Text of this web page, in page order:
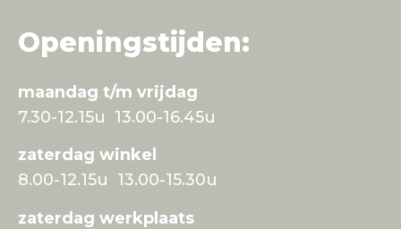
Openingstijden:
maandag t/m vrijdag
7.30-12.15u 13.00-16.45u
zaterdag winkel
8.00-12.15u 13.00-15.30u
zaterdag werkplaats